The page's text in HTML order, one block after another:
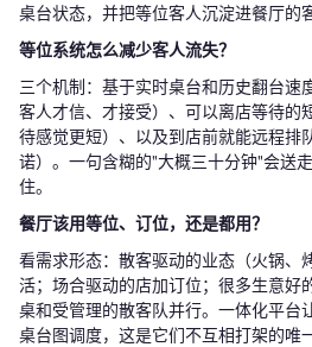
桌台状态，并把等位客人沉淀进餐厅的
等位系统怎么减少客人流失？
三个机制：基于实时桌台和历史翻台速
客人才信、才接受）、可以离店等待的
待感觉更短）、以及到店前就能远程排
诺）。一句含糊的"大概三十分钟"会送
住。
餐厅该用等位、订位，还是都用？
看需求形态：散客驱动的业态（火锅、
活；场合驱动的店加订位；很多生意
桌和受管理的散客队并行。一体化平台
桌台图调度，这是它们不互相打架的唯